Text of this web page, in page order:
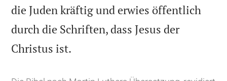
die Juden kräftig und erwies öffentlich
durch die Schriften, dass Jesus der
Christus ist.